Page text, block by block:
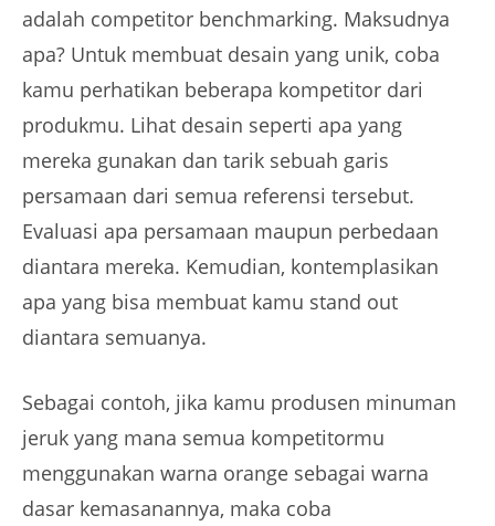
adalah competitor benchmarking. Maksudnya
apa? Untuk membuat desain yang unik, coba
kamu perhatikan beberapa kompetitor dari
produkmu. Lihat desain seperti apa yang
mereka gunakan dan tarik sebuah garis
persamaan dari semua referensi tersebut.
Evaluasi apa persamaan maupun perbedaan
diantara mereka. Kemudian, kontemplasikan
apa yang bisa membuat kamu stand out
diantara semuanya.
Sebagai contoh, jika kamu produsen minuman
jeruk yang mana semua kompetitormu
menggunakan warna orange sebagai warna
dasar kemasanannya, maka coba